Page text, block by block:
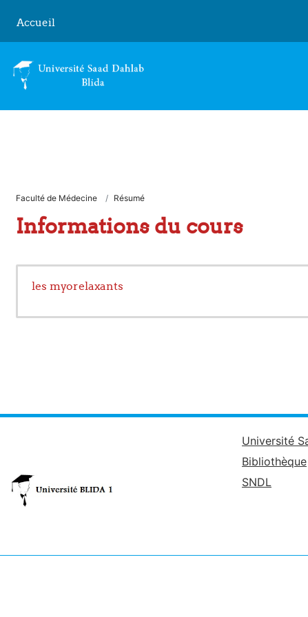
Accueil
Faculté de Médecine Résumé
Informations du cours
les myorelaxants
Université
Bibliothèque
SNDL